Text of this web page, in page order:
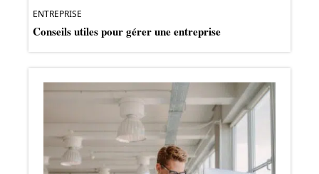
ENTREPRISE
Conseils utiles pour gérer une entreprise